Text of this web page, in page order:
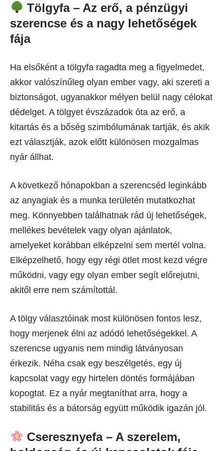
Tölgyfa – Az erő, a pénzügyi
szerencse és a nagy lehetőségek
fája
Ha elsőként a tölgyfa ragadta meg a figyelmedet,
akkor valószínűleg olyan ember vagy, aki szereti a
biztonságot, ugyanakkor mélyen belül nagy célokat
dédelget. A tölgyet évszázadok óta az erő, a
kitartás és a bőség szimbólumának tartják, és akik
ezt választják, azok előtt különösen mozgalmas
nyár állhat.
A következő hónapokban a szerencséd leginkább
az anyagiak és a munka területén mutatkozhat
meg. Könnyebben találhatnak rád új lehetőségek,
mellékes bevételek vagy olyan ajánlatok,
amelyeket korábban elképzelni sem mertél volna.
Elképzelhető, hogy egy régi ötlet most kezd végre
működni, vagy egy olyan ember segít előrejutni,
akitől erre nem számítottál.
A tölgy választóinak most különösen fontos lesz,
hogy merjenek élni az adódó lehetőségekkel. A
szerencse ugyanis nem mindig látványosan
érkezik. Néha csak egy beszélgetés, egy új
kapcsolat vagy egy hirtelen döntés formájában
kopogtat. Ez a nyár megtaníthat arra, hogy a
stabilitás és a bátorság együtt működik igazán jól.
Cseresznyefa – A szerelem,